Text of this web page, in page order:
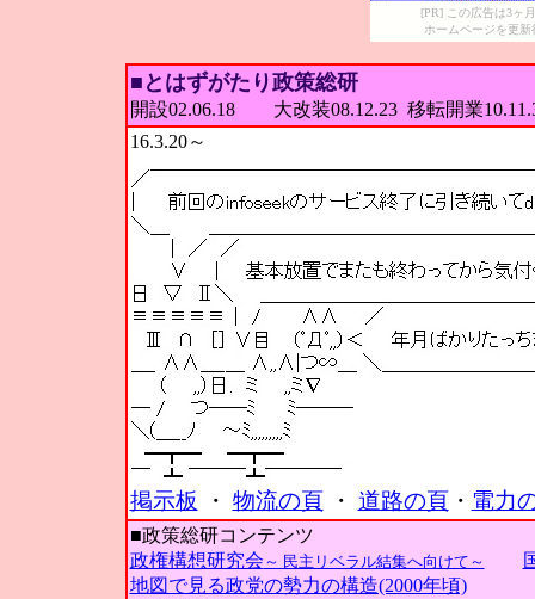
[PR] この広告は3ヶ
ホームページを更
■とはずがたり政策総研
開設02.06.18 大改装08.12.23 移転開業
16.3.20～
掲示板 ・ 物流の頁・ 道路の頁・ 電力
■政策総研コンテンツ
政権構想研究会 ～ 民主リベラル結集へ向けて～
地図で見る政党の勢力の構造(2000年頃)